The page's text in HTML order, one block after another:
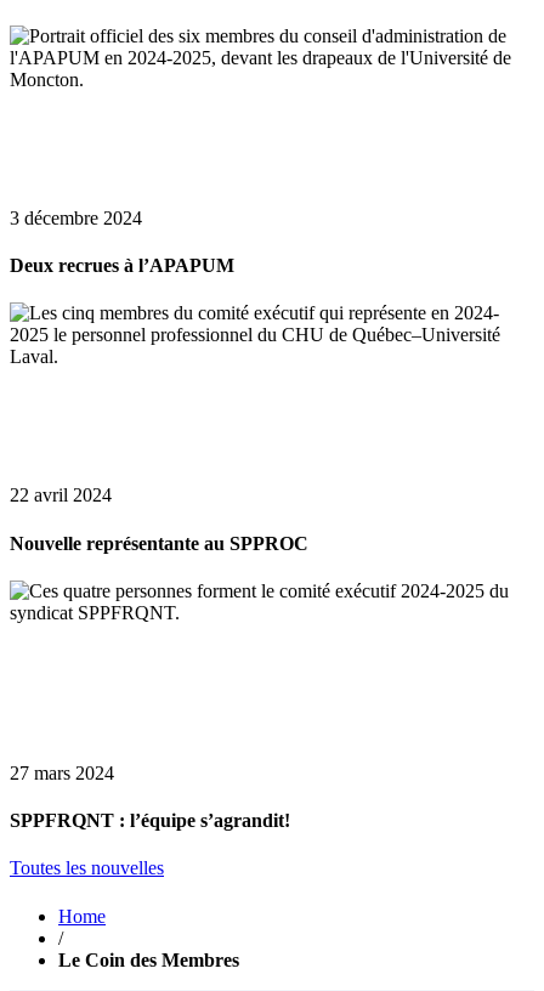
3 décembre 2024
Deux recrues à l’APAPUM
22 avril 2024
Nouvelle représentante au SPPROC
27 mars 2024
SPPFRQNT : l’équipe s’agrandit!
Toutes les nouvelles
Home
/
Le Coin des Membres